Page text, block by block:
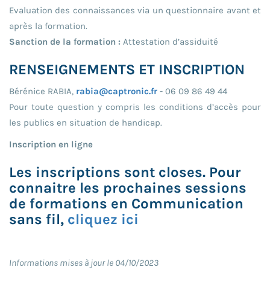
Evaluation des connaissances via un questionnaire avant et
après la formation.
Sanction de la formation : Attestation d’assiduité
RENSEIGNEMENTS ET INSCRIPTION
Bérénice RABIA, rabia@captronic.fr - 06 09 86 49 44
Pour toute question y compris les conditions d’accès pour
les publics en situation de handicap.
Inscription en ligne
Les inscriptions sont closes. Pour
connaitre les prochaines sessions
de formations en Communication
sans fil, cliquez ici
Informations mises à jour le 04/10/2023